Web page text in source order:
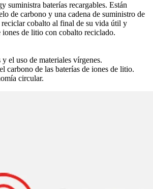
suministra baterías recargables. Están
de carbono y una cadena de suministro de
cobalto al final de su vida útil y
iones de litio con cobalto reciclado.
el uso de materiales vírgenes.
carbono de las baterías de iones de litio.
circular.